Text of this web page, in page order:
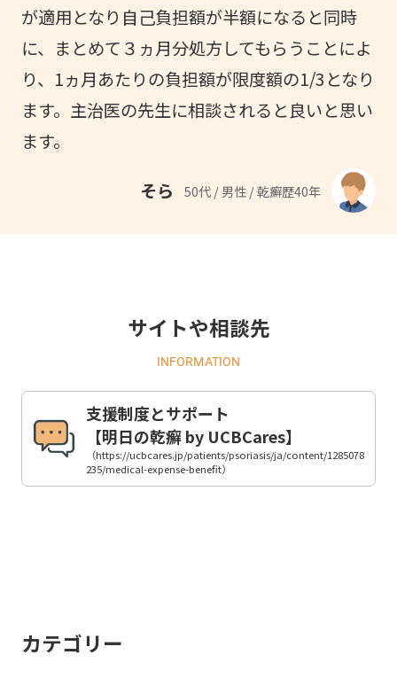
が適用となり自己負担額が半額になると同時
に、まとめて３ヵ月分処方してもらうことによ
り、1ヵ月あたりの負担額が限度額の1/3となり
ます。主治医の先生に相談されると良いと思い
ます。
そら 50代 / 男性 / 乾癬歴40年
サイトや相談先
INFORMATION
支援制度とサポート
【明日の乾癬 by UCBCares】
（https://ucbcares.jp/patients/psoriasis/ja/content/1285078
235/medical-expense-benefit）
カテゴリー